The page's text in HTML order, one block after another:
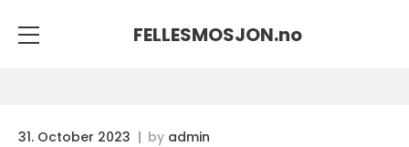
FELLESMOSJON.no
31. October 2023 by admin